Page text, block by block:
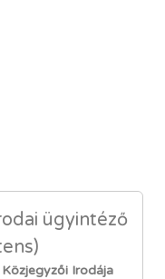
ügyintéző
Irodája